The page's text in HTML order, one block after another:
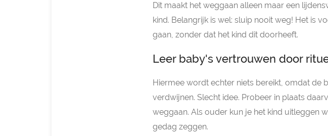
Dit maakt het weggaan alleen maar een
kind. Belangrijk is wel: sluip nooit weg! Het is
gaan, zonder dat het kind dit doorheeft.
Leer baby's vertrouwen door
Hiermee wordt echter niets bereikt, omdat de
verdwijnen. Slecht idee. Probeer in plaats
weggaan. Als ouder kun je het kind uitleggen
gedag zeggen.